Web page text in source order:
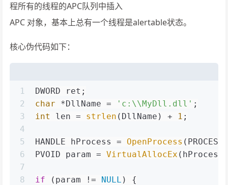
程所有的线程的APC队列中插入
APC 对象，基本上总有一个线程是alertable状态。
核心伪代码如下：
1
2
3
4
5
6
7
8
DWORD ret;
char *DllName = 'c:\\MyDll.dll' ;
int
len = strlen (DllName) + 1 ;
HANDLE hProcess = OpenProcess
PVOID param = VirtualAllocEx
if (param != NULL ) {